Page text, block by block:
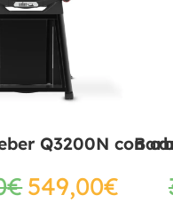
Q3200N con
€549,00€